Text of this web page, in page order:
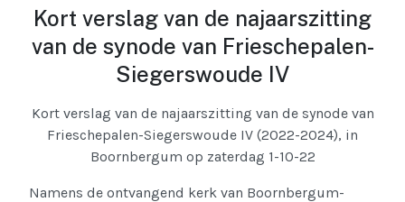
Kort verslag van de najaarszitting
van de synode van Frieschepalen-
Siegerswoude IV
Kort verslag van de najaarszitting van de synode van
Frieschepalen-Siegerswoude IV (2022-2024), in
Boornbergum op zaterdag 1-10-22
Namens de ontvangend kerk van Boornbergum-